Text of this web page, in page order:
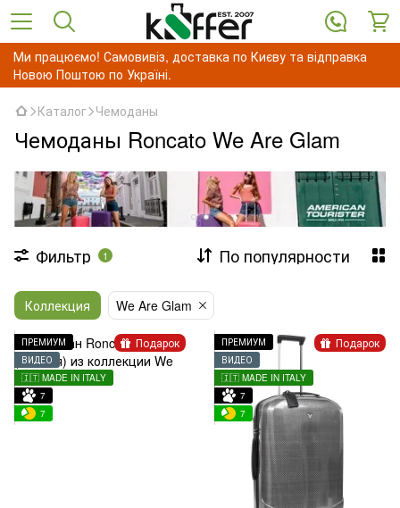
Ми працюємо! Самовивіз, доставка по Києву та відправка
Новою Поштою по Україні.
Каталог Чемоданы
Чемоданы Roncato We Are Glam
Фильтр 1 По популярности
Коллекция We Are Glam
Подарок
ПРЕМИУМ
ВИДЕО
🇮🇹 MADE IN ITALY
7
7
Подарок
ПРЕМИУМ
ВИДЕО
🇮🇹 MADE IN ITALY
7
7